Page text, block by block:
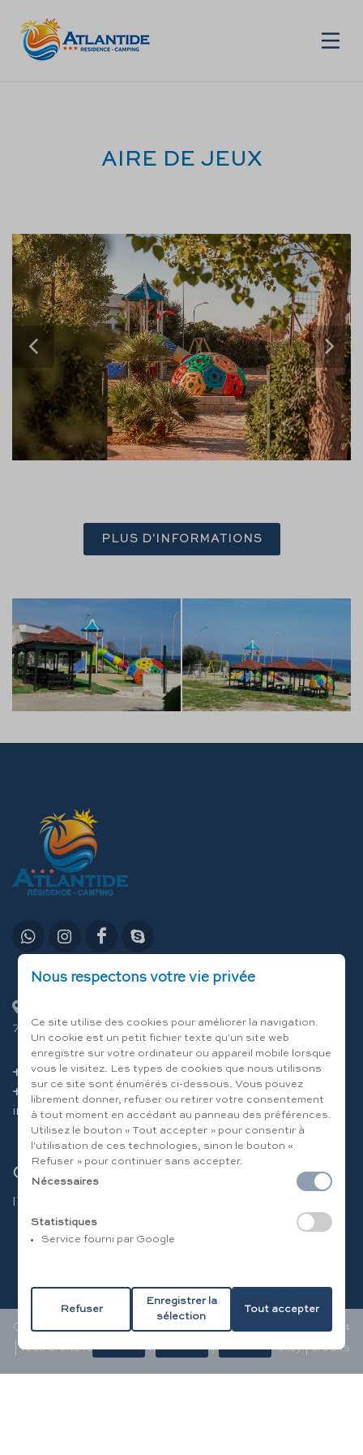
AIRE DE JEUX
PLUS D'INFORMATIONS
70043 Monopoli (Bari) Italia
+39 080 80 12 12
+39 346 094 49 86
info@residenceatlantide.it
Choisissez la langue
IT
CIR CAMPING: 072030B200112313 - CIR RÉSIDENCE:
072030B200112316
Copyright © RESIDENCE ATLANTIDE - TVA 02343780744
| Tous droits réservés |Privacy Policy|Cookie Policy|credits
Nous respectons votre vie privée
Ce site utilise des cookies pour améliorer la navigation.
Un cookie est un petit fichier texte qu'un site web
enregistre sur votre ordinateur ou appareil mobile lorsque
vous le visitez. Les types de cookies que nous utilisons
sur ce site sont énumérés ci-dessous. Vous pouvez
librement donner, refuser ou retirer votre consentement
à tout moment en accédant au panneau des préférences.
Utilisez le bouton « Tout accepter » pour consentir à
l'utilisation de ces technologies, sinon le bouton «
Refuser » pour continuer sans accepter.
Nécessaires
Statistiques
Service fourni par Google
Refuser
Enregistrer la
sélection
Tout accepter